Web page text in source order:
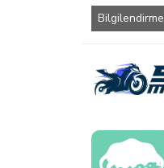
Bilgilendirme